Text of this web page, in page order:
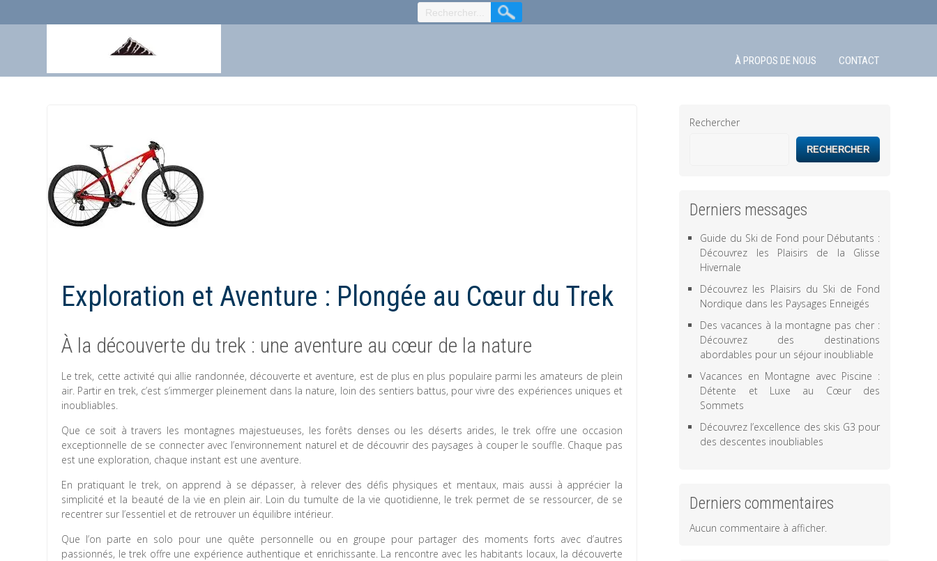
À PROPOS DE NOUS CONTACT
Exploration et Aventure : Plongée au Cœur du Trek
À la découverte du trek : une aventure au cœur de la nature
Le trek, cette activité qui allie randonnée, découverte et aventure, est de plus en plus populaire parmi les amateurs de plein
air. Partir en trek, c’est s’immerger pleinement dans la nature, loin des sentiers battus, pour vivre des expériences uniques et
inoubliables.
Que ce soit à travers les montagnes majestueuses, les forêts denses ou les déserts arides, le trek offre une occasion
exceptionnelle de se connecter avec l’environnement naturel et de découvrir des paysages à couper le souffle. Chaque pas
est une exploration, chaque instant est une aventure.
En pratiquant le trek, on apprend à se dépasser, à relever des défis physiques et mentaux, mais aussi à apprécier la
simplicité et la beauté de la vie en plein air. Loin du tumulte de la vie quotidienne, le trek permet de se ressourcer, de se
recentrer sur l’essentiel et de retrouver un équilibre intérieur.
Que l’on parte en solo pour une quête personnelle ou en groupe pour partager des moments forts avec d’autres
passionnés, le trek offre une expérience authentique et enrichissante. La rencontre avec les habitants locaux, la découverte
Rechercher
RECHERCHER
Derniers messages
Guide du Ski de Fond pour Débutants :
Découvrez les Plaisirs de la Glisse
Hivernale
Découvrez les Plaisirs du Ski de Fond
Nordique dans les Paysages Enneigés
Des vacances à la montagne pas cher :
Découvrez des destinations
abordables pour un séjour inoubliable
Vacances en Montagne avec Piscine :
Détente et Luxe au Cœur des
Sommets
Découvrez l’excellence des skis G3 pour
des descentes inoubliables
Derniers commentaires
Aucun commentaire à afficher.